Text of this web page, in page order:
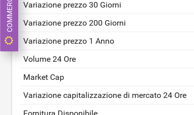
Variazione prezzo 30 Giorni
Variazione prezzo 200 Giorni
Variazione prezzo 1 Anno
Volume 24 Ore
Market Cap
Variazione capitalizzazione di mercato 24 Ore